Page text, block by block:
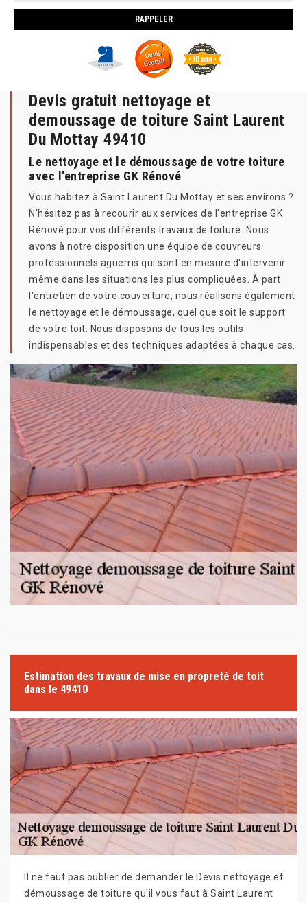
Devis gratuit nettoyage et
demoussage de toiture Saint Laurent
Du Mottay 49410
Le nettoyage et le démoussage de votre toiture
avec l'entreprise GK Rénové
Vous habitez à Saint Laurent Du Mottay et ses environs ?
N'hésitez pas à recourir aux services de l'entreprise GK
Rénové pour vos différents travaux de toiture. Nous
avons à notre disposition une équipe de couvreurs
professionnels aguerris qui sont en mesure d'intervenir
même dans les situations les plus compliquées. À part
l'entretien de votre couverture, nous réalisons également
le nettoyage et le démoussage, quel que soit le support
de votre toit. Nous disposons de tous les outils
indispensables et des techniques adaptées à chaque cas.
Estimation des travaux de mise en propreté de toit
dans le 49410
Il ne faut pas oublier de demander le Devis nettoyage et
démoussage de toiture qu’il vous faut à Saint Laurent